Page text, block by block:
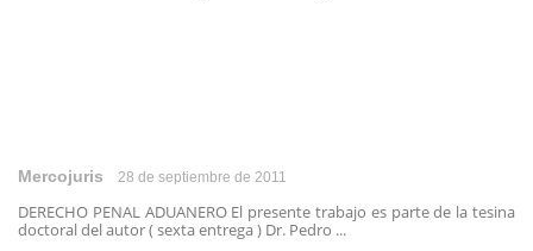
Mercojuris 28 de septiembre de 2011
DERECHO PENAL ADUANERO El presente trabajo es parte de la tesina
doctoral del autor ( sexta entrega ) Dr. Pedro ...